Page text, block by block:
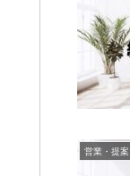
営業・提案